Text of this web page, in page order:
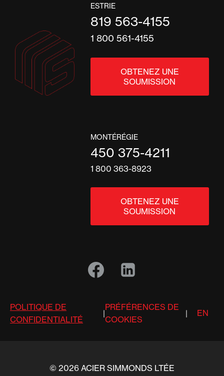
ESTRIE
819 563-4155
1 800 561-4155
OBTENEZ UNE
SOUMISSION
MONTÉRÉGIE
450 375-4211
1 800 363-8923
OBTENEZ UNE
SOUMISSION
POLITIQUE DE
CONFIDENTIALITÉ
|
PRÉFÉRENCES DE
COOKIES
| EN
© 2026 ACIER SIMMONDS LTÉE